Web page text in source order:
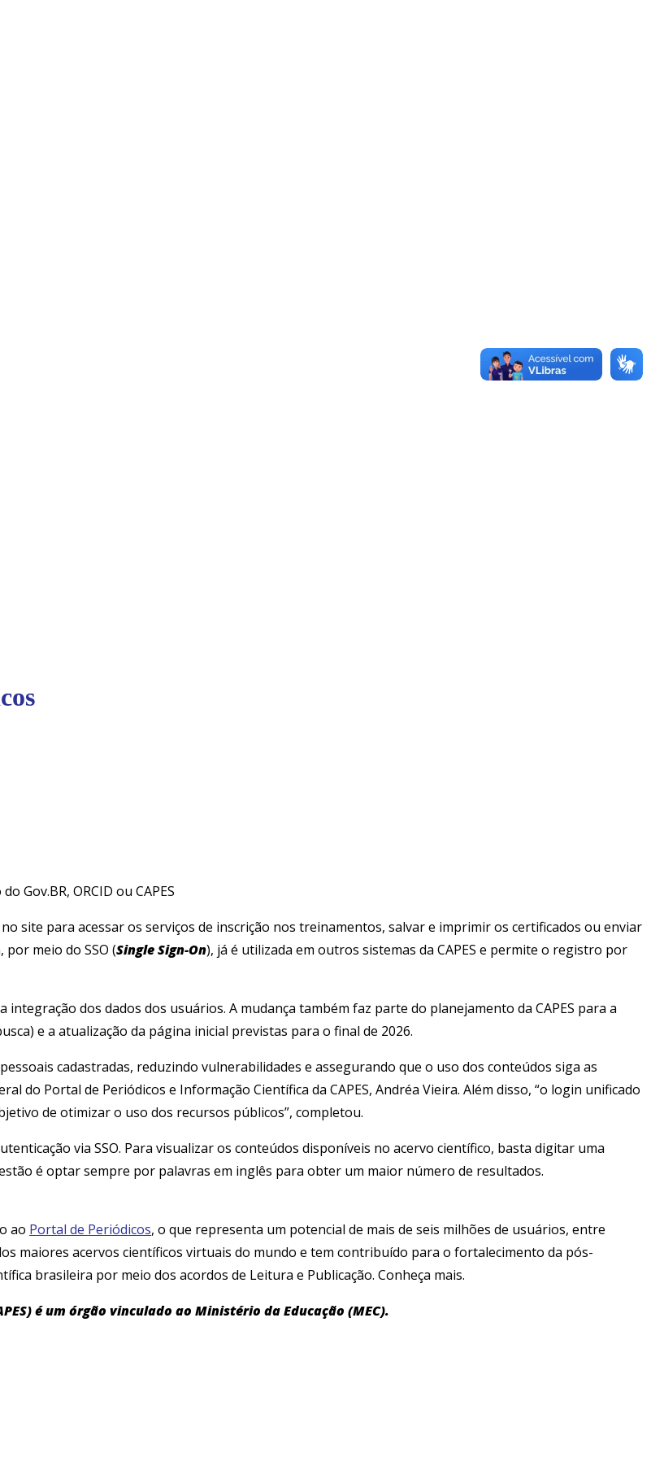
Gov.BR, ORCID ou CAPES
site para acessar os serviços de inscrição nos treinamentos, salvar e imprimir os certificados ou enviar
meio do SSO (Single Sign-On), já é utilizada em outros sistemas da CAPES e permite o registro por
dos dados dos usuários. A mudança também faz parte do planejamento da CAPES para a
e a atualização da página inicial previstas para o final de 2026.
cadastradas, reduzindo vulnerabilidades e assegurando que o uso dos conteúdos siga as
do Portal de Periódicos e Informação Científica da CAPES, Andréa Vieira. Além disso, “o login unificado
de otimizar o uso dos recursos públicos”, completou.
via SSO. Para visualizar os conteúdos disponíveis no acervo científico, basta digitar uma
é optar sempre por palavras em inglês para obter um maior número de resultados.
ao Portal de Periódicos, o que representa um potencial de mais de seis milhões de usuários, entre
maiores acervos científicos virtuais do mundo e tem contribuído para o fortalecimento da pós-
brasileira por meio dos acordos de Leitura e Publicação. Conheça mais.
é um órgão vinculado ao Ministério da Educação (MEC).